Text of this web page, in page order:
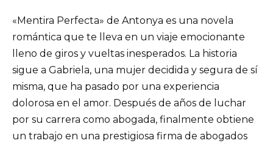
«Mentira Perfecta» de Antonya es una novela
romántica que te lleva en un viaje emocionante
lleno de giros y vueltas inesperados. La historia
sigue a Gabriela, una mujer decidida y segura de sí
misma, que ha pasado por una experiencia
dolorosa en el amor. Después de años de luchar
por su carrera como abogada, finalmente obtiene
un trabajo en una prestigiosa firma de abogados